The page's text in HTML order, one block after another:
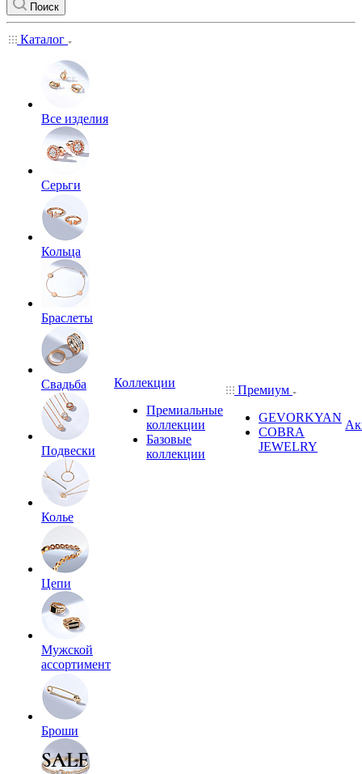
Поиск
Каталог
Все изделия
Серьги
Кольца
Браслеты
Свадьба
Подвески
Колье
Цепи
Мужской
ассортимент
Броши
Коллекции
Премиальные
коллекции
Базовые
коллекции
Премиум
GEVORKYAN
COBRA
JEWELRY